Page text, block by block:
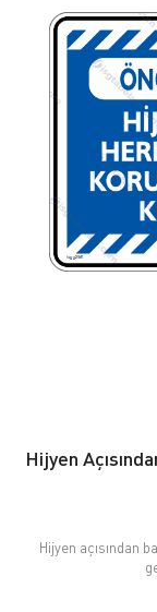
Hijyen
Hijyen açısından